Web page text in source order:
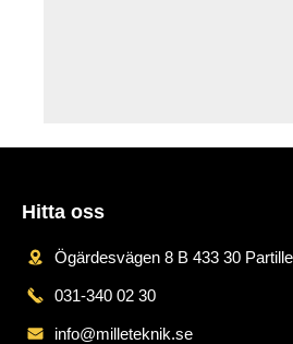
Hitta oss
Ögärdesvägen 8 B 433 30 Partille
031-340 02 30
info@milleteknik.se